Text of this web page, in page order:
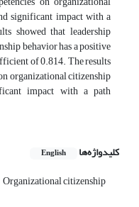
significant impact with a
showed that leadership
behavior has a positive
of 0.814. The results
organizational citizenship
impact with a path
کلیدواژه‌ها English
Organizational citizenship